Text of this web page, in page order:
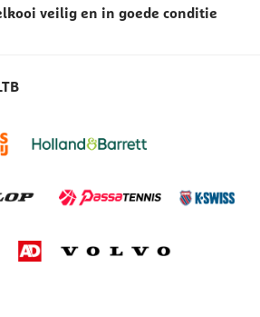
veilig en in goede conditie